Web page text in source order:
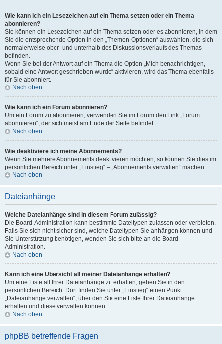
Wie kann ich ein Lesezeichen auf ein Thema setzen oder ein Thema
abonnieren?
Sie können ein Lesezeichen auf ein Thema setzen oder es abonnieren, in dem
Sie die entsprechende Option in den „Themen-Optionen“ auswählen, die sich
normalerweise ober- und unterhalb des Diskussionsverlaufs des Themas
befinden.
Wenn Sie bei der Antwort auf ein Thema die Option „Mich benachrichtigen,
sobald eine Antwort geschrieben wurde“ aktivieren, wird das Thema ebenfalls
für Sie abonniert.
Nach oben
Wie kann ich ein Forum abonnieren?
Um ein Forum zu abonnieren, verwenden Sie im Forum den Link „Forum
abonnieren“, der sich meist am Ende der Seite befindet.
Nach oben
Wie deaktiviere ich meine Abonnements?
Wenn Sie mehrere Abonnements deaktivieren möchten, so können Sie dies im
persönlichen Bereich unter „Einstieg“ – „Abonnements verwalten“ machen.
Nach oben
Dateianhänge
Welche Dateianhänge sind in diesem Forum zulässig?
Die Board-Administration kann bestimmte Dateitypen zulassen oder verbieten.
Falls Sie sich nicht sicher sind, welche Dateitypen Sie anhängen können und
Sie Unterstützung benötigen, wenden Sie sich bitte an die Board-
Administration.
Nach oben
Kann ich eine Übersicht all meiner Dateianhänge erhalten?
Um eine Liste all Ihrer Dateianhänge zu erhalten, gehen Sie in den
persönlichen Bereich. Dort finden Sie unter „Einstieg“ einen Punkt
„Dateianhänge verwalten“, über den Sie eine Liste Ihrer Dateianhänge
erhalten und diese verwalten können.
Nach oben
phpBB betreffende Fragen